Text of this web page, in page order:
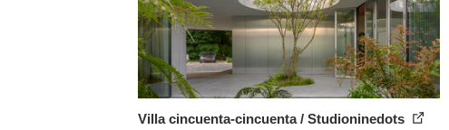
Villa cincuenta-cincuenta / Studioninedots